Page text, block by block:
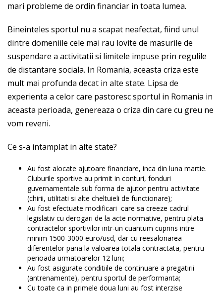
mari probleme de ordin financiar in toata lumea.
Bineinteles sportul nu a scapat neafectat, fiind unul
dintre domeniile cele mai rau lovite de masurile de
suspendare a activitatii si limitele impuse prin regulile
de distantare sociala. In Romania, aceasta criza este
mult mai profunda decat in alte state. Lipsa de
experienta a celor care pastoresc sportul in Romania in
aceasta perioada, genereaza o criza din care cu greu ne
vom reveni.
Ce s-a intamplat in alte state?
Au fost alocate ajutoare financiare, inca din luna martie.
Cluburile sportive au primit in conturi, fonduri
guvernamentale sub forma de ajutor pentru activitate
(chirii, utilitati si alte cheltuieli de functionare);
Au fost efectuate modificari care sa creeze cadrul
legislativ cu derogari de la acte normative, pentru plata
contractelor sportivilor intr-un cuantum cuprins intre
minim 1500-3000 euro/usd, dar cu reesalonarea
diferentelor pana la valoarea totala contractata, pentru
perioada urmatoarelor 12 luni;
Au fost asigurate conditiile de continuare a pregatirii
(antrenamente), pentru sportul de performanta;
Cu toate ca in primele doua luni au fost interzise